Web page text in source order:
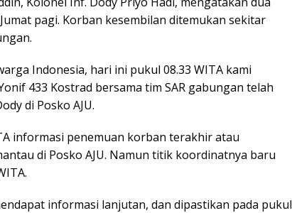
pagi. Korban kesembilan ditemukan sekitar
Indonesia, hari ini pukul 08.33 WITA kami
433 Kostrad bersama tim SAR gabungan telah
di Posko AJU.
informasi penemuan korban terakhir atau
di Posko AJU. Namun titik koordinatnya baru
informasi lanjutan, dan dipastikan pada pukul